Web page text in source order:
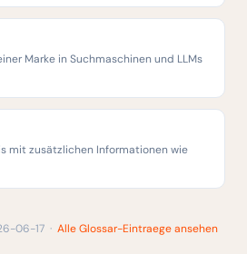
Marke in Suchmaschinen und LLMs
mit zusätzlichen Informationen wie
06-17 · Alle Glossar-Eintraege ansehen